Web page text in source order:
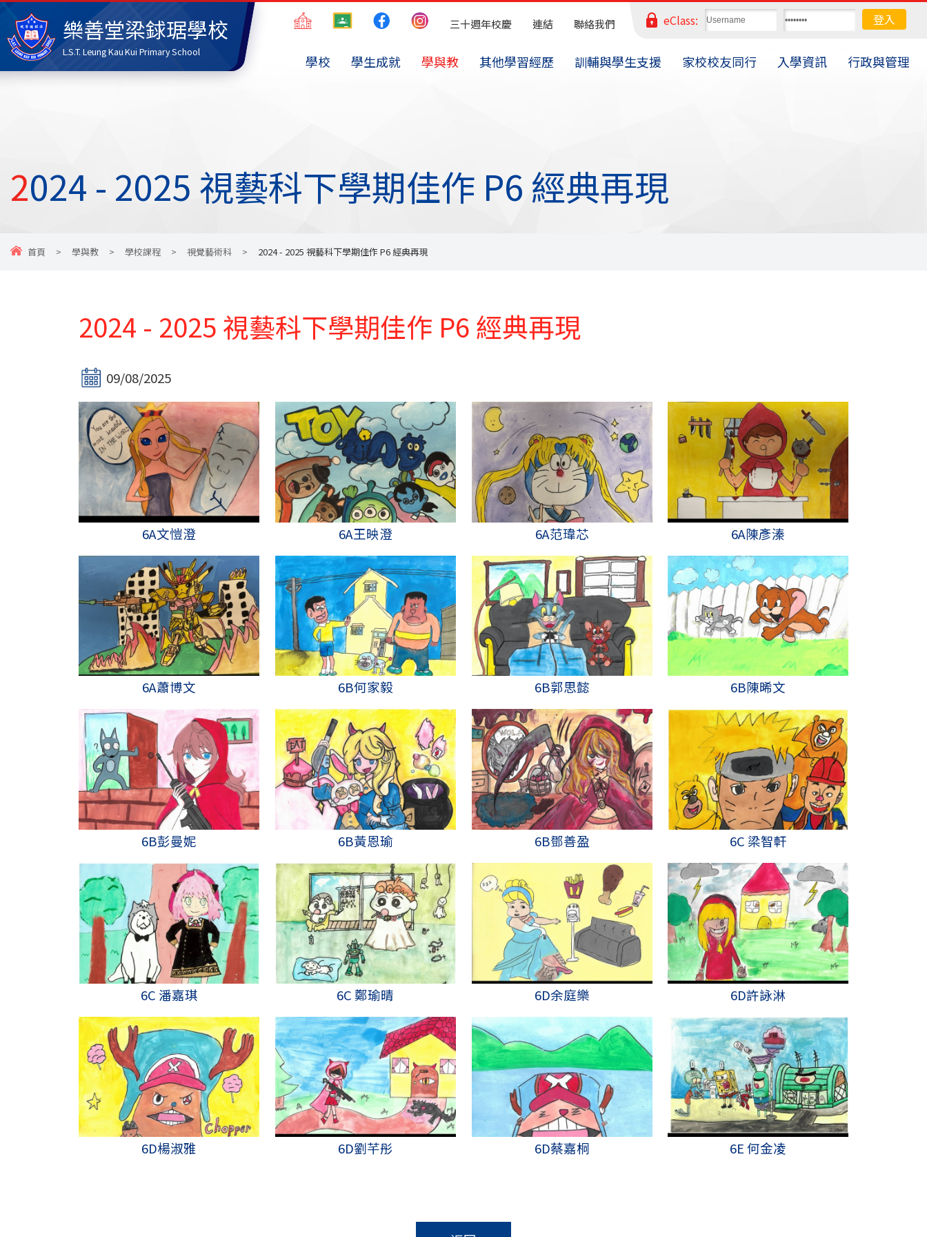
樂善堂梁銶琚學校
L.S.T. Leung Kau Kui Primary School
eClass:
三十週年校慶 連結 聯絡我們
學校 學生成就 學與教 其他學習經歷 訓輔與學生支援 家校校友同行 入學資訊 行政與管理
2024 - 2025 視藝科下學期佳作 P6 經典再現
首頁 > 學與教 > 學校課程 > 視覺藝術科 > 2024 - 2025 視藝科下學期佳作 P6 經典再現
2024 - 2025 視藝科下學期佳作 P6 經典再現
09/08/2025
6A文愷澄 6A王映澄 6A范瑋芯 6A陳彥溱
6A蕭博文 6B何家毅 6B郭思懿 6B陳晞文
6B彭曼妮 6B黃恩瑜 6B鄧善盈 6C 梁智軒
6C 潘嘉琪 6C 鄭瑜晴 6D余庭樂 6D許詠淋
6D楊淑雅 6D劉芊彤 6D蔡嘉桐 6E 何金凌